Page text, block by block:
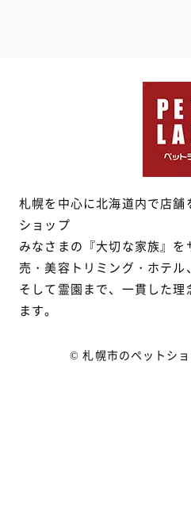
札幌を中心に北海道内で店
ショップ
みなさまの『大切な家族』
売・美容トリミング・ホテル、
そして霊園まで、一貫した
ます。
© 札幌市のペットシ